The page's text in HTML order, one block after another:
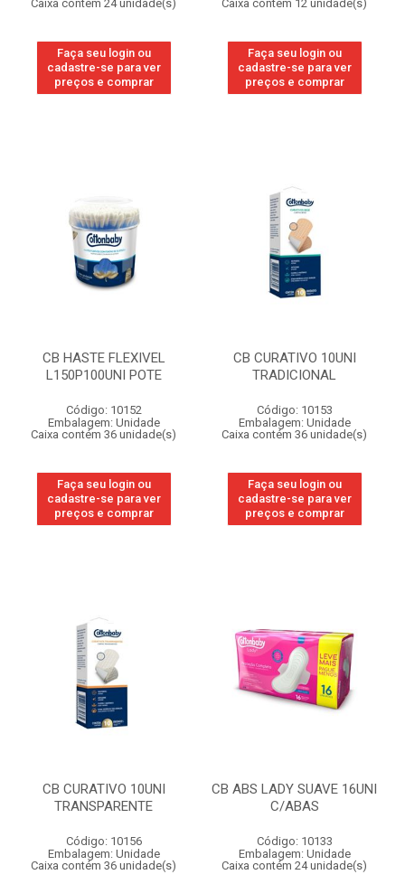
Caixa contém 24 unidade(s)
Faça seu login ou
cadastre-se para ver
preços e comprar
Caixa contém 12 unidade(s)
Faça seu login ou
cadastre-se para ver
preços e comprar
CB HASTE FLEXIVEL
L150P100UNI POTE
Código: 10152
Embalagem: Unidade
Caixa contém 36 unidade(s)
Faça seu login ou
cadastre-se para ver
preços e comprar
CB CURATIVO 10UNI
TRADICIONAL
Código: 10153
Embalagem: Unidade
Caixa contém 36 unidade(s)
Faça seu login ou
cadastre-se para ver
preços e comprar
CB CURATIVO 10UNI
TRANSPARENTE
Código: 10156
Embalagem: Unidade
Caixa contém 36 unidade(s)
CB ABS LADY SUAVE 16UNI
C/ABAS
Código: 10133
Embalagem: Unidade
Caixa contém 24 unidade(s)